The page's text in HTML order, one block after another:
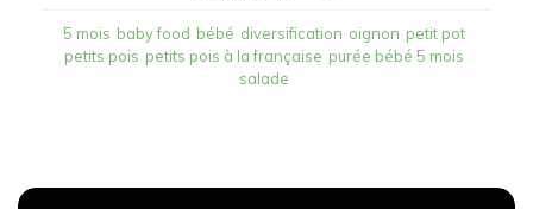
5 mois baby food bébé diversification oignon petit pot
petits pois petits pois à la française purée bébé 5 mois
salade